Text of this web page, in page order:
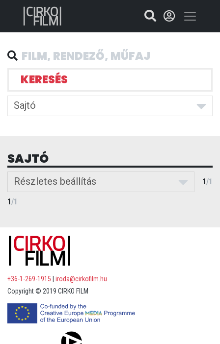
KERESÉS
Sajtó
SAJTÓ
Részletes beállítás 1/1
1/1
+36-1-269-1915
iroda@cirkofilm.hu
Copyright © 2019 CIRKO FILM